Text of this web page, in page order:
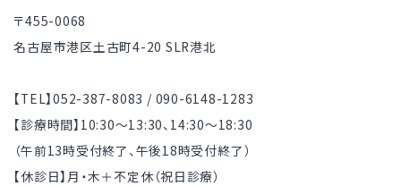
〒455-0068
名古屋市港区土古町4-20 SLR港北
【TEL】052-387-8083 / 090-6148-1283
【診療時間】10:30～13:30、14:30～18:30
（午前13時受付終了、午後18時受付終了）
【休診日】月・木＋不定休（祝日診療）